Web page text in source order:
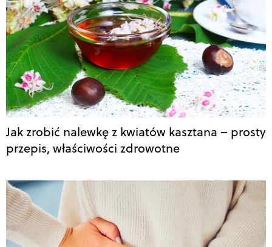
Jak zrobić nalewkę z kwiatów kasztana – prosty
przepis, właściwości zdrowotne